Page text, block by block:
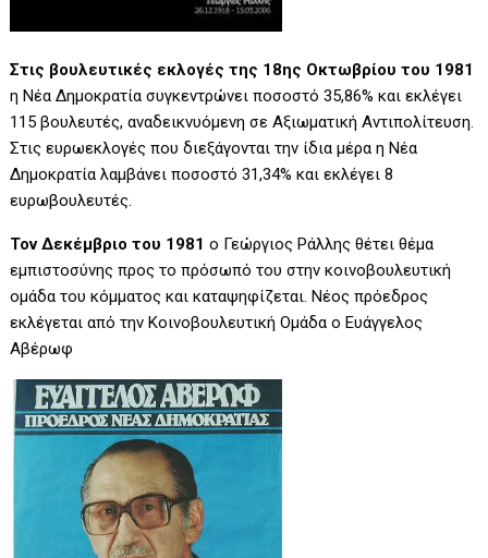
Στις βουλευτικές εκλογές της 18ης Οκτωβρίου του 1981
η Νέα Δημοκρατία συγκεντρώνει ποσοστό 35,86% και εκλέγει
115 βουλευτές, αναδεικνυόμενη σε Αξιωματική Αντιπολίτευση.
Στις ευρωεκλογές που διεξάγονται την ίδια μέρα η Νέα
Δημοκρατία λαμβάνει ποσοστό 31,34% και εκλέγει 8
ευρωβουλευτές.
Τον Δεκέμβριο του 1981 ο Γεώργιος Ράλλης θέτει θέμα
εμπιστοσύνης προς το πρόσωπό του στην κοινοβουλευτική
ομάδα του κόμματος και καταψηφίζεται. Νέος πρόεδρος
εκλέγεται από την Κοινοβουλευτική Ομάδα ο Ευάγγελος
Αβέρωφ